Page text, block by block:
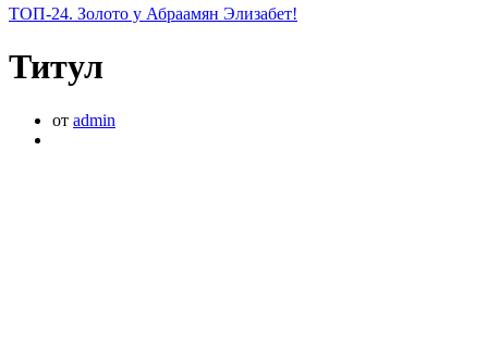
ТОП-24. Золото у Абраамян Элизабет!
Титул
от admin